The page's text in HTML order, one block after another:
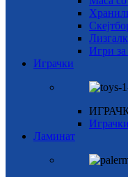
Игри
Играчки
Ламинат